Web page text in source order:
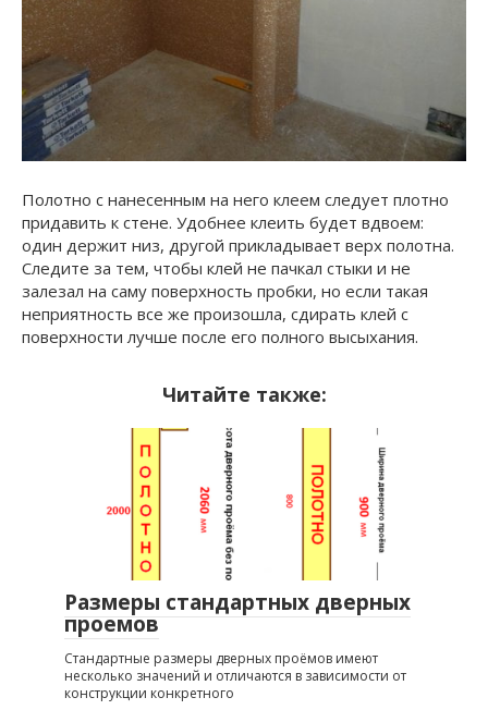
Полотно с нанесенным на него клеем следует плотно
придавить к стене. Удобнее клеить будет вдвоем:
один держит низ, другой прикладывает верх полотна.
Следите за тем, чтобы клей не пачкал стыки и не
залезал на саму поверхность пробки, но если такая
неприятность все же произошла, сдирать клей с
поверхности лучше после его полного высыхания.
Читайте также:
Размеры стандартных дверных
проемов
Стандартные размеры дверных проёмов имеют
несколько значений и отличаются в зависимости от
конструкции конкретного